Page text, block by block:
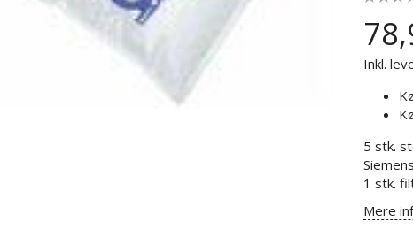
Inkl.
5 stk.
1 stk.
Mere